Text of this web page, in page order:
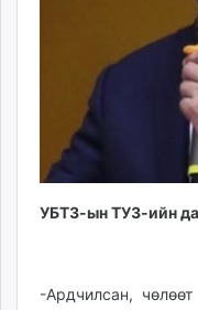
УБТЗ-ын ТУЗ-ийн
-Ардчилсан,